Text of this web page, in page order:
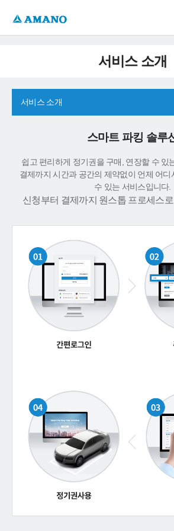
서비스 소개
서비스 소개
스마트 파킹 솔루
쉽고 편리하게 정기권을 구매, 연장할 수 있
결제까지 시간과 공간의 제약없이 언제 어
수 있는 서비스입니다.
신청부터 결제까지 원스톱 프로세스